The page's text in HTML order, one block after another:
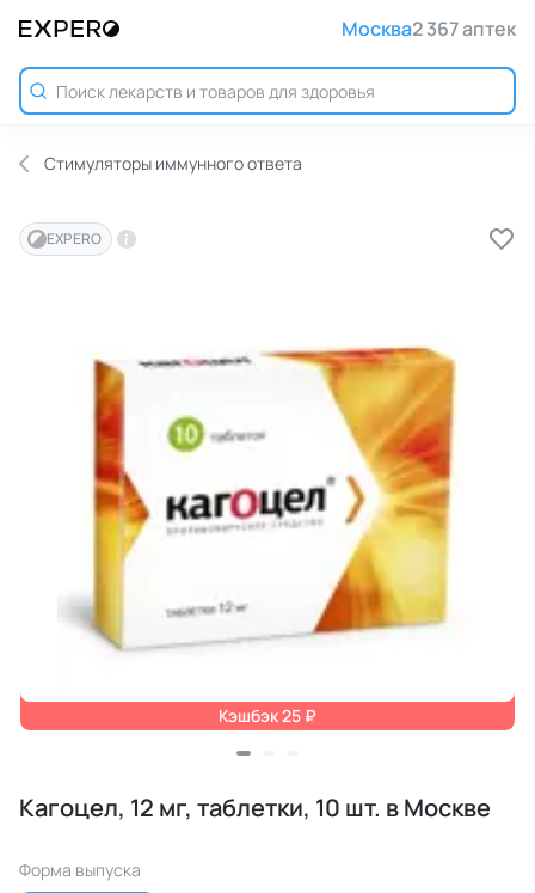
Москва2 367 аптек
Стимуляторы иммунного ответа
EXPERO
Кэшбэк 25 ₽
Кагоцел, 12 мг, таблетки, 10 шт. в Москве
Форма выпуска